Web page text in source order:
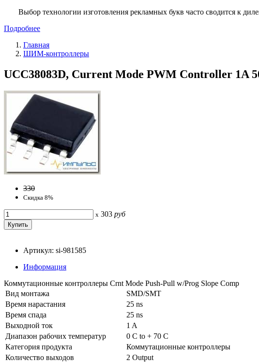
Выбор технологии изготовления рекламных букв часто сводится к
Подробнее
Главная
ШИМ-контроллеры
UCC38083D, Current Mode PWM Controller 1A
330
Скидка 8%
x 303 руб
Артикул: si-981585
Информация
Коммутационные контроллеры Crnt Mode Push-Pull w/Prog Slope Comp
Вид монтажа
SMD/SMT
Время нарастания
25 ns
Время спада
25 ns
Выходной ток
1 A
Диапазон рабочих температур
0 C to + 70 C
Категория продукта
Коммутационные контроллеры
Количество выходов
2 Output